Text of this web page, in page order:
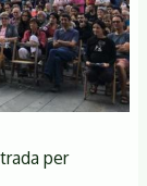
per